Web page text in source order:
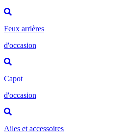
Feux arrières
d'occasion
Capot
d'occasion
Ailes et accessoires